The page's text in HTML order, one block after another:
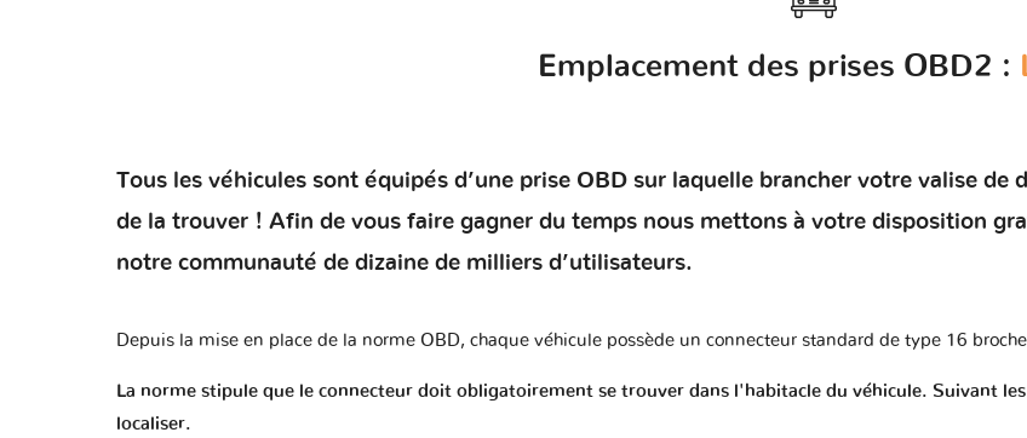
Emplacement des prises OBD2 :
Tous les véhicules sont équipés d’une prise OBD sur laquelle brancher votre valise
de la trouver ! Afin de vous faire gagner du temps nous mettons à votre disposition
notre communauté de dizaine de milliers d’utilisateurs.
Depuis la mise en place de la norme OBD, chaque véhicule possède un connecteur standard de type 16
La norme stipule que le connecteur doit obligatoirement se trouver dans l'habitacle du véhicule. Suivant
localiser.